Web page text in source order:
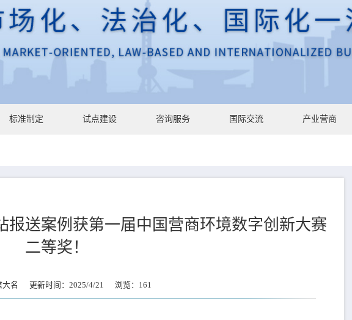
标准制定 试点建设 咨询服务 国际交流 产业营商
报送案例获第一届中国营商环境数字创新大赛
二等奖！
大名 更新时间：2025/4/21 浏览： 161